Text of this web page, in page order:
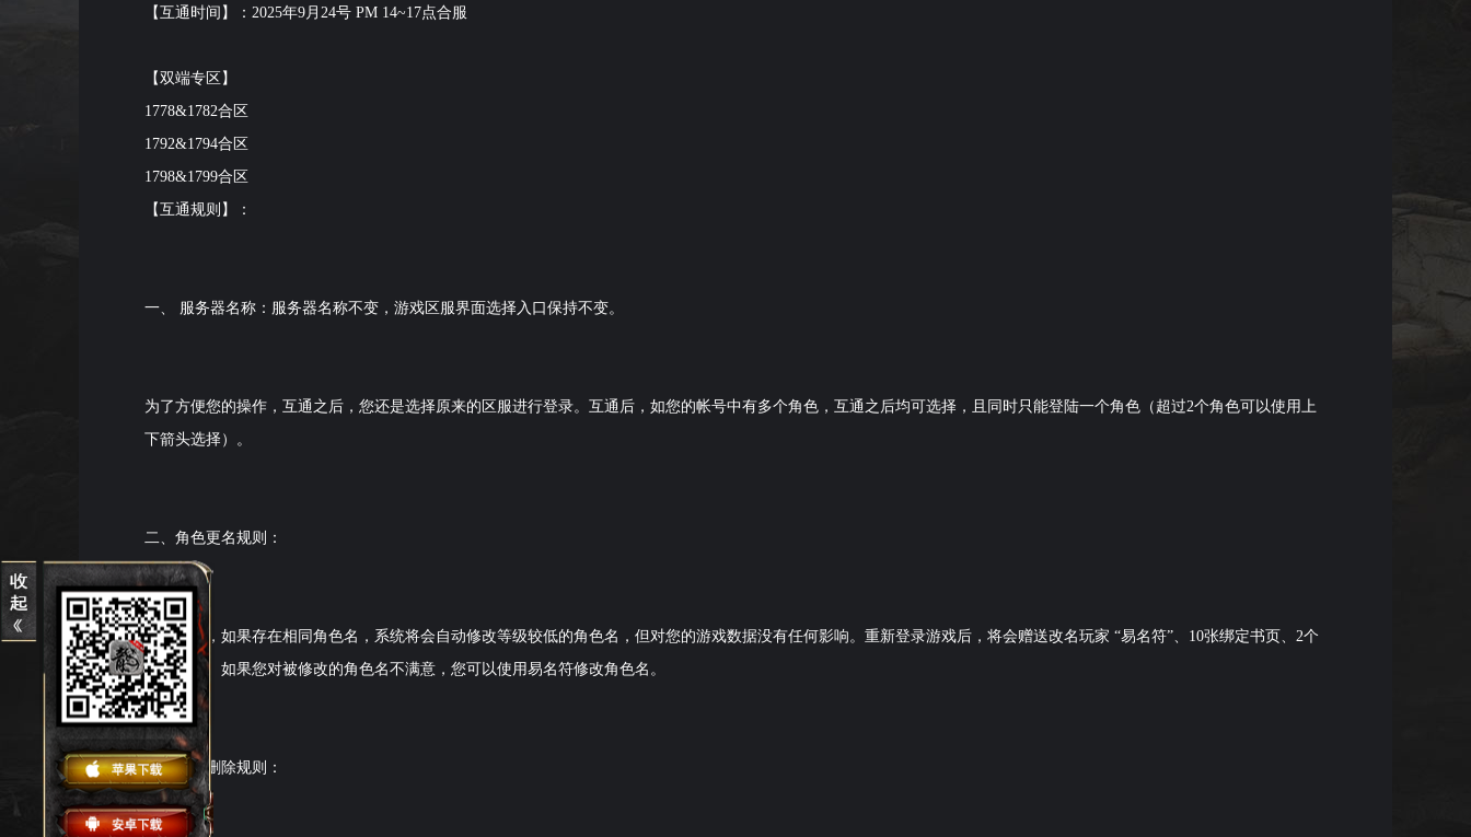
【互通时间】：2025年9月24号 PM 14~17点合服
【双端专区】
1778&1782合区
1792&1794合区
1798&1799合区
【互通规则】：
一、 服务器名称：服务器名称不变，游戏区服界面选择入口保持不变。
为了方便您的操作，互通之后，您还是选择原来的区服进行登录。互通后，如您的帐号中有多个角色，互通之后均可选择，且同时只能登陆一个角色（超过2个角色可以使用上
下箭头选择）。
二、角色更名规则：
互通之后，如果存在相同角色名，系统将会自动修改等级较低的角色名，但对您的游戏数据没有任何影响。重新登录游戏后，将会赠送改名玩家 “易名符”、10张绑定书页、2个
虔诚挂坠。如果您对被修改的角色名不满意，您可以使用易名符修改角色名。
三、角色删除规则：